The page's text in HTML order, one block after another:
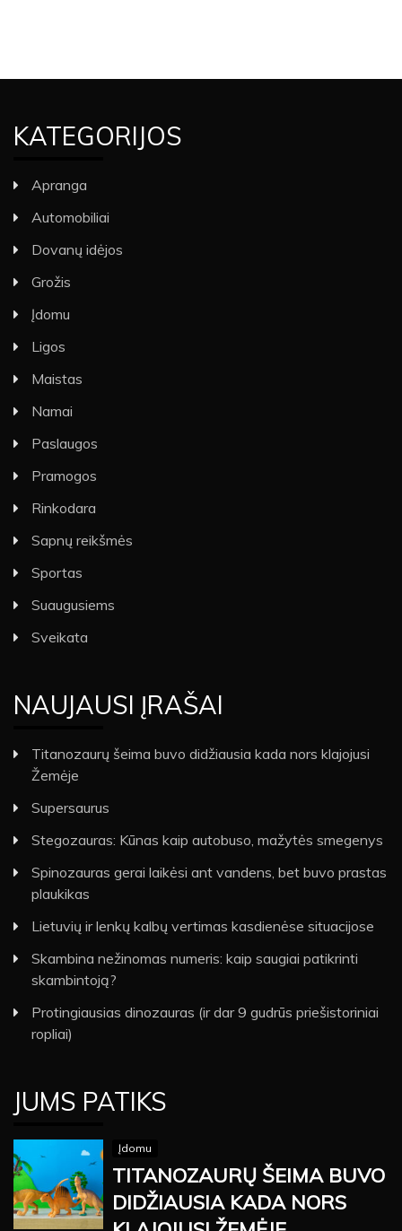
KATEGORIJOS
Apranga
Automobiliai
Dovanų idėjos
Grožis
Įdomu
Ligos
Maistas
Namai
Paslaugos
Pramogos
Rinkodara
Sapnų reikšmės
Sportas
Suaugusiems
Sveikata
NAUJAUSI ĮRAŠAI
Titanozaurų šeima buvo didžiausia kada nors klajojusi
Žemėje
Supersaurus
Stegozauras: Kūnas kaip autobuso, mažytės smegenys
Spinozauras gerai laikėsi ant vandens, bet buvo prastas
plaukikas
Lietuvių ir lenkų kalbų vertimas kasdienėse situacijose
Skambina nežinomas numeris: kaip saugiai patikrinti
skambintoją?
Protingiausias dinozauras (ir dar 9 gudrūs priešistoriniai
ropliai)
JUMS PATIKS
Įdomu
TITANOZAURŲ ŠEIMA BUVO
DIDŽIAUSIA KADA NORS